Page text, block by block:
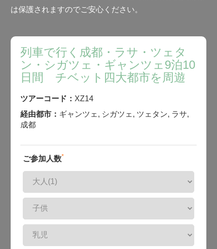
は保護されますのでご安心ください。
列車で行く成都・ラサ・ツェタ
ン・シガツェ・ギャンツェ9泊10
日間 チベット四大都市を周遊
ツアーコード： XZ14
経由都市： ギャンツェ , シガツェ , ツェタン, ラサ,
成都
ご参加人数*